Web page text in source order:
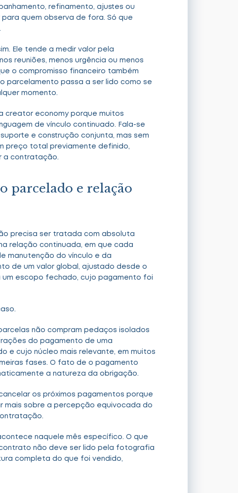
refinamento, ajustes ou
quem observa de fora. Só que
Ele tende a medir valor pela
reuniões, menos urgência ou menos
o compromisso financeiro também
parcelamento passa a ser lido como se
momento.
creator economy porque muitos
de vínculo continuado. Fala-se
e construção conjunta, mas sem
preço total previamente definido,
a contratação.
parcelado e relação
precisa ser tratada com absoluta
relação continuada, em que cada
manutenção do vínculo e da
de um valor global, ajustado desde o
escopo fechado, cujo pagamento foi
não compram pedaços isolados
do pagamento de uma
e cujo núcleo mais relevante, em muitos
fases. O fato de o pagamento
a natureza da obrigação.
os próximos pagamentos porque
mais sobre a percepção equivocada do
naquele mês específico. O que
não deve ser lido pela fotografia
completa do que foi vendido,